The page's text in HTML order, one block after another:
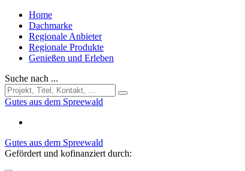
Home
Dachmarke
Regionale Anbieter
Regionale Produkte
Genießen und Erleben
Suche nach ...
Gutes aus dem Spreewald
Gutes aus dem Spreewald
Gefördert und kofinanziert durch: